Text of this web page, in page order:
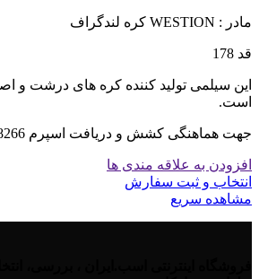
مادر : WESTION کره لندگراف
قد 178
این سیلمی تولید کننده کره های درشت و
است.
جهت هماهنگی کشش و دریافت اسپرم 98124608266
افزودن به علاقه مندی ها
انتخاب و ثبت سفارش
مشاهده سریع